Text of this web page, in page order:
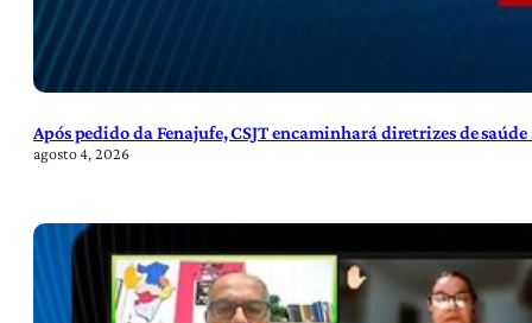
Após pedido da Fenajufe, CSJT encaminhará diretrizes de
agosto 4, 2026